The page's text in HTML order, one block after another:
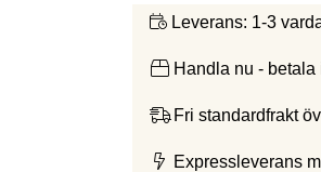
Leverans: 1-3
Handla nu -
Fri standardfrakt
Expressleverans